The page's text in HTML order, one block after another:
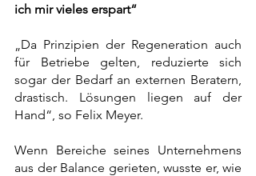
ich mir vieles erspart“
„Da Prinzipien der Regeneration auch
für Betriebe gelten, reduzierte sich
sogar der Bedarf an externen Beratern,
drastisch. Lösungen liegen auf der
Hand“, so Felix Meyer.
Wenn Bereiche seines Unternehmens
aus der Balance gerieten, wusste er, wie